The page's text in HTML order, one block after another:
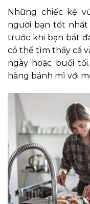
Những chiếc kệ
người bạn tốt nhất
trước khi bạn bắt
có thể tìm thấy cá
ngày hoặc buổi
hàng bánh mì với